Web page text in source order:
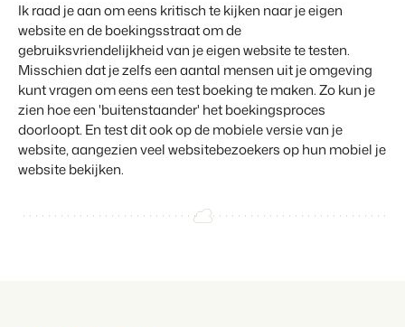
Ik raad je aan om eens kritisch te kijken naar je eigen
website en de boekingsstraat om de
gebruiksvriendelijkheid van je eigen website te testen.
Misschien dat je zelfs een aantal mensen uit je omgeving
kunt vragen om eens een test boeking te maken. Zo kun je
zien hoe een 'buitenstaander' het boekingsproces
doorloopt. En test dit ook op de mobiele versie van je
website, aangezien veel websitebezoekers op hun mobiel je
website bekijken.